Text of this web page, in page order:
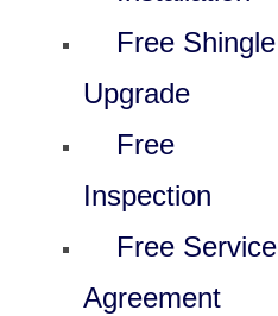
Free Shingle
Upgrade
Free
Inspection
Free Service
Agreement